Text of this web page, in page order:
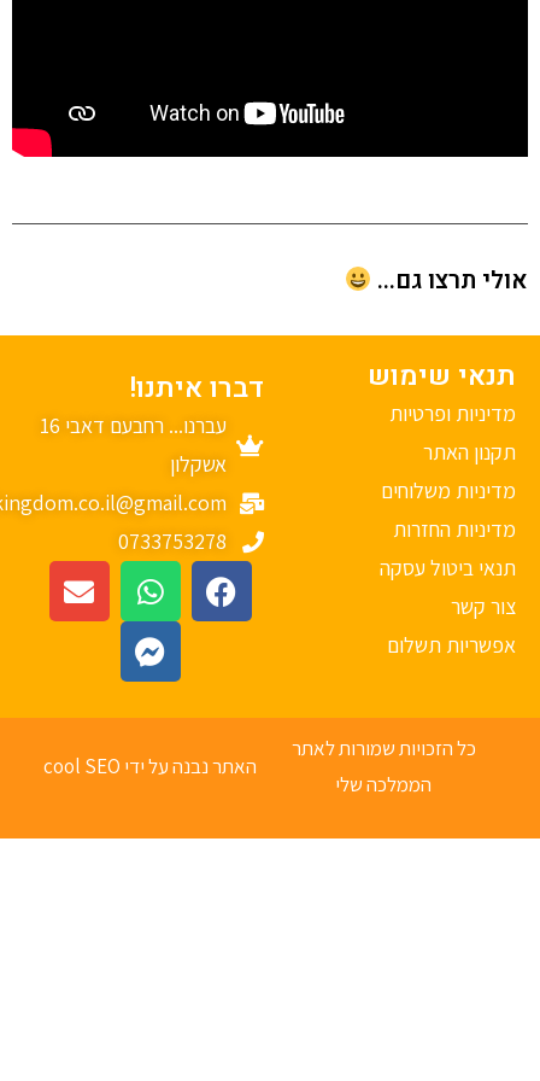
תרצו גם...
שימוש
ופרטיות
האתר
משלוחים
החזרות
ביטול עסקה
קשר
תשלום
דברו איתנו!
עברנו... רחבעם דאבי 16
אשקלון
mykingdom.co.il@gmail.com
0733753278
כל הזכויות שמורות לאתר
הממלכה שלי
האתר נבנה על ידי cool SEO